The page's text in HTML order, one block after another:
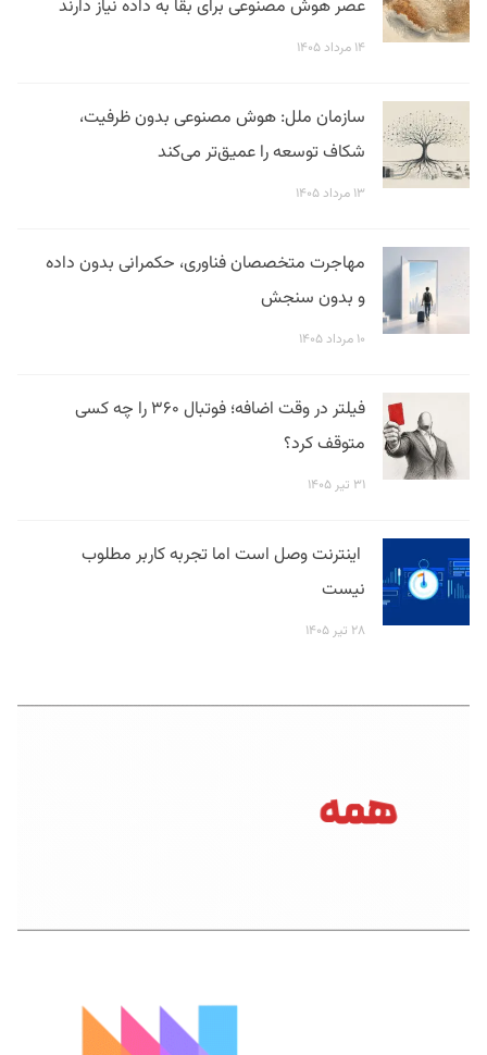
عصر هوش مصنوعی برای بقا به داده نیاز دارند
۱۴ مرداد ۱۴۰۵
سازمان ملل: هوش مصنوعی بدون ظرفیت،
شکاف توسعه را عمیق‌تر می‌کند
۱۳ مرداد ۱۴۰۵
مهاجرت متخصصان فناوری، حکمرانی بدون داده
و بدون سنجش
۱۰ مرداد ۱۴۰۵
فیلتر در وقت اضافه؛ فوتبال ۳۶۰ را چه کسی
متوقف کرد؟
۳۱ تیر ۱۴۰۵
اینترنت وصل است اما تجربه کاربر مطلوب
نیست
۲۸ تیر ۱۴۰۵